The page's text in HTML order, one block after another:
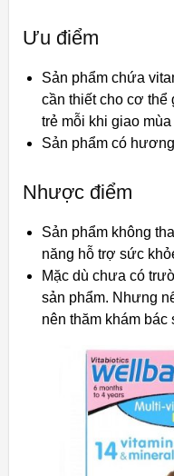
Ưu điểm
Sản phẩm chứa
cần thiết cho cơ
trẻ mỗi khi giao mùa
Sản phẩm có
Nhược điểm
Sản phẩm không
năng hỗ trợ sức
Mặc dù chưa có
sản phẩm. Nhưng
nên thăm khám bác